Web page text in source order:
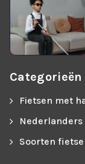
Categorieën
Fietsen met
Soorten